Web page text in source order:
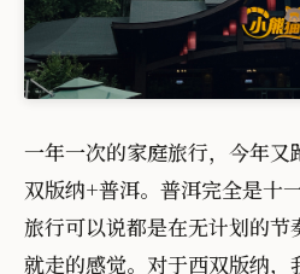
一年一次的家庭旅行，今年
双版纳+普洱。普洱完全是十
旅行可以说都是在无计划的
就走的感觉。对于西双版纳